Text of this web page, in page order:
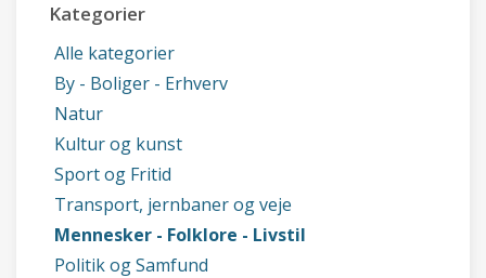
Kategorier
Alle kategorier
By - Boliger - Erhverv
Natur
Kultur og kunst
Sport og Fritid
Transport, jernbaner og veje
Mennesker - Folklore - Livstil
Politik og Samfund